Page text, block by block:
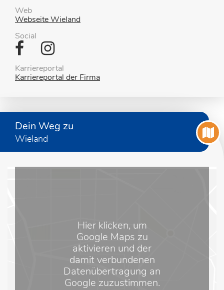
Web
Webseite Wieland
Social
Karriereportal
Karriereportal der Firma
Dein Weg zu
Wieland
Hier klicken, um
Google Maps zu
aktivieren und der
damit verbundenen
Datenübertragung an
Google zuzustimmen.